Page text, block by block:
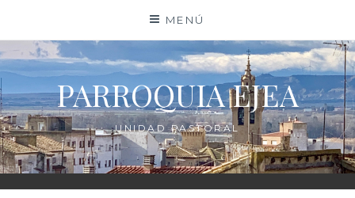
contenido
MENÚ
PARROQUIA EJEA
UNIDAD PASTORAL